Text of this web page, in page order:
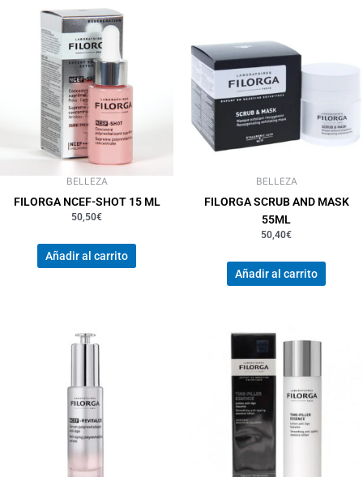
BELLEZA
FILORGA NCEF-SHOT 15 ML
50,50€
Añadir al carrito
BELLEZA
FILORGA SCRUB AND MASK
55ML
50,40€
Añadir al carrito